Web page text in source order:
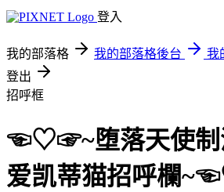
登入
我的部落格 我的部落格後台
我
登出
招呼框
☜♡☞~堕落天使制
爱凯蒂猫招呼欄